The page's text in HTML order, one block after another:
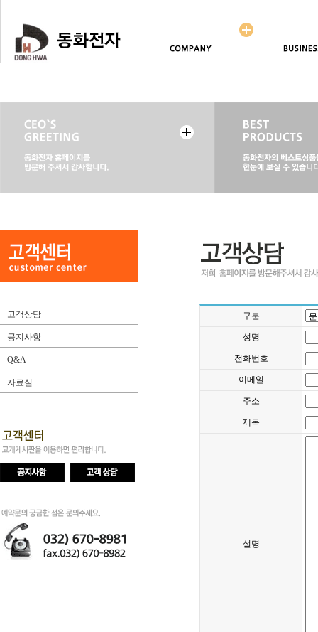
고객상담
공지사항
Q&A
자료실
구분
성명
전화번호
이메일
주소
제목
설명